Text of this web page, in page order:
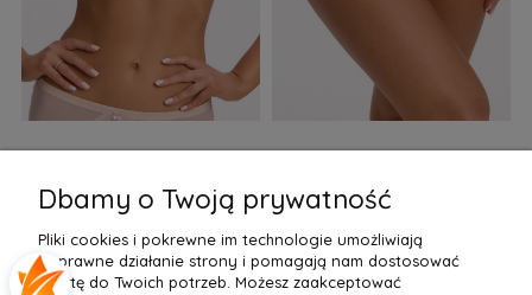
155,99 zł
Do Koszyka »
77,99 zł
Do Koszyka »
Dbamy o Twoją prywatność
Pliki cookies i pokrewne im technologie umożliwiają
poprawne działanie strony i pomagają nam dostosować
ofertę do Twoich potrzeb. Możesz zaakceptować